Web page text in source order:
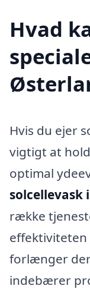
Hvad
Hvis du ejer
vigtigt at
optimal
solcellevask
række
effektiviteten
forlænger
indebærer